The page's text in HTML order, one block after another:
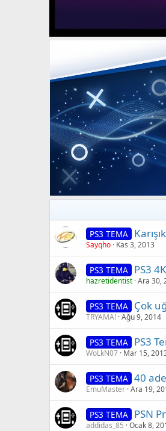
PS3 TEMA
Sayqho Kas 3, 2013
PS3 TEMA PS3
hazretidentist Ara 30,
PS3 TEMA Çok
TRYAMA! Ağu 9, 2014
PS3 TEMA PS3
WoLkN07 Mar 15,
PS3 TEMA 40
EmuMaster Ara 19,
PS3 TEMA PSN
addidas_85 Ocak 8,